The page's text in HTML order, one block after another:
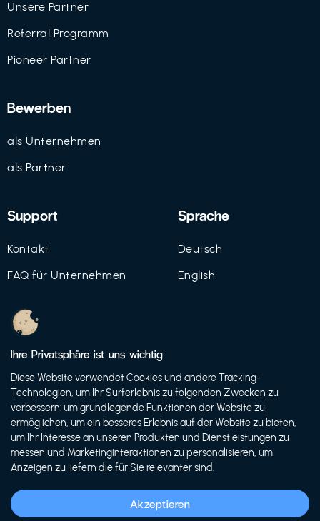
Unsere Partner
Referral Programm
Pioneer Partner
Bewerben
als Unternehmen
als Partner
Support
Kontakt
FAQ für Unternehmen
Datenschutz
Nutzungsbedingungen
Sprache
Deutsch
English
© 2021 FutureBens GmbH
Ihre Privatsphäre ist uns wichtig
Diese Website verwendet Cookies und andere Tracking-
Technologien, um Ihr Surferlebnis zu folgenden Zwecken zu
verbessern: um grundlegende Funktionen der Website zu
ermöglichen, um ein besseres Erlebnis auf der Website zu bieten,
um Ihr Interesse an unseren Produkten und Dienstleistungen zu
messen und Marketinginteraktionen zu personalisieren, um
Anzeigen zu liefern die für Sie relevanter sind.
Akzeptieren